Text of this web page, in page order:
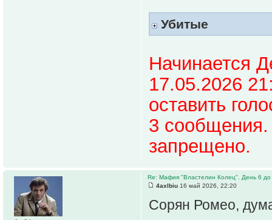
Убитые
Начинается
17.05.2026
оставить
3
запрещено.
Re: Мафия "Властелин Колец". День 6 до
4axlbiu 16 май 2026, 22:20
Сорян Ромео,